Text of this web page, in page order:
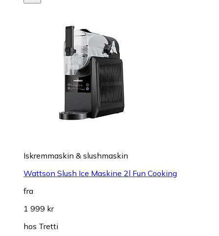
Iskremmaskin & slushmaskin
Wattson Slush Ice Maskine 2l Fun Cooking
fra
1 999 kr
hos Tretti